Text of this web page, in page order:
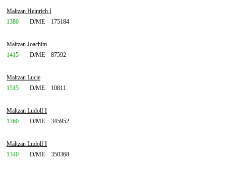
Maltzan Heinrich I
1380
D/ME 175184
Maltzan Joachim
1415
D/ME 87592
Maltzan Lucie
1515
D/ME 10811
Maltzan Ludolf I
1360
D/ME 345952
Maltzan Ludolf I
1340
D/ME 350368